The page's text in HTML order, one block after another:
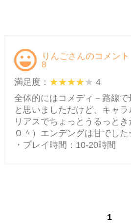
りんごさんのコメン
8
満足度：
4
全体的にはコメディ－路線
と思いましただけど、キャ
リアスでちょっとうるっとき
Ｏ＾）エンデングは甘でし
・プレイ時間：10-20時間
1